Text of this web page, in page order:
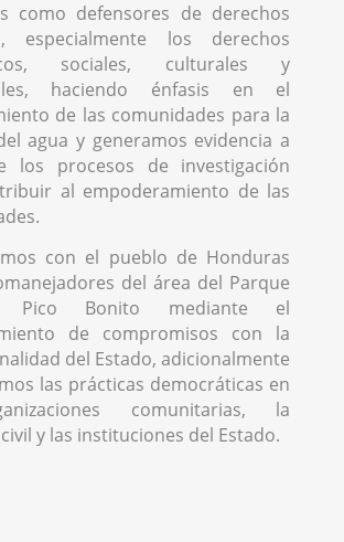
como defensores de derechos
especialmente los derechos
sociales, culturales y
haciendo énfasis en el
de las comunidades para la
agua y generamos evidencia a
los procesos de investigación
al empoderamiento de las
con el pueblo de Honduras
del área del Parque
Pico Bonito mediante el
de compromisos con la
del Estado, adicionalmente
las prácticas democráticas en
comunitarias, la
y las instituciones del Estado.